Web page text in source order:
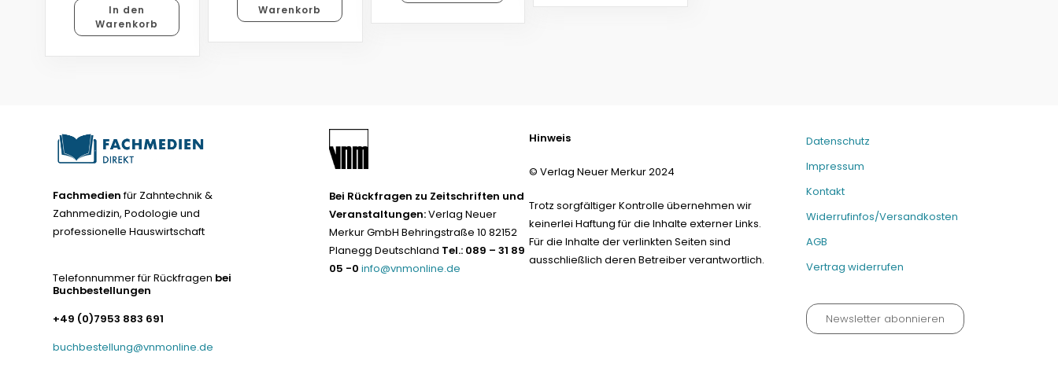
In den
Warenkorb
Warenkorb
Fachmedienfür Zahntechnik &
Zahnmedizin, Podologie und
professionelle Hauswirtschaft
Telefonnummer für Rückfragen bei
Buchbestellungen
+49 (0)7953 883 691
buchbestellung@vnmonline.de
Bei Rückfragen zu Zeitschriften und
Veranstaltungen:Verlag Neuer
Merkur GmbH Behringstraße 10 82152
Planegg Deutschland Tel.: 089 – 31 89
05 -0 info@vnmonline.de
Hinweis
© Verlag Neuer Merkur 2024
Trotz sorgfältiger Kontrolle übernehmen wir
keinerlei Haftung für die Inhalte externer Links.
Für die Inhalte der verlinkten Seiten sind
ausschließlich deren Betreiber verantwortlich.
Datenschutz
Impressum
Kontakt
Widerrufinfos/Versandkosten
AGB
Vertrag widerrufen
Newsletter abonnieren